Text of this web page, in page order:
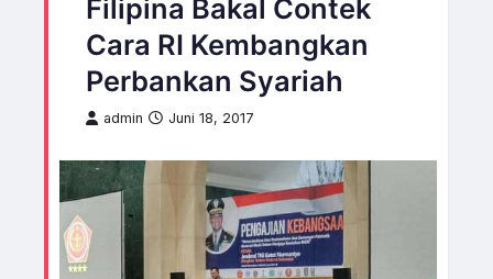
Filipina Bakal Contek
Cara RI Kembangkan
Perbankan Syariah
admin Juni 18, 2017